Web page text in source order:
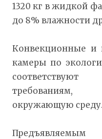
1320 кг в жидкой
до 8% влажности
Конвекционные и
камеры по
окружающую среду.